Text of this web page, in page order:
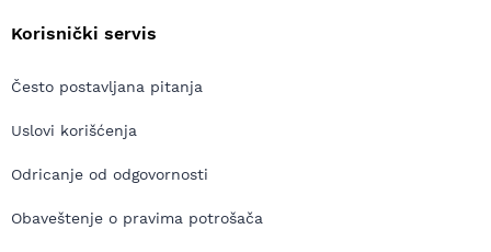
Korisnički servis
Često postavljana pitanja
Uslovi korišćenja
Odricanje od odgovornosti
Obaveštenje o pravima potrošača